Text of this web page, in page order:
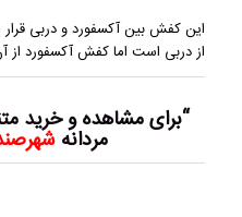
این کفش بین آکسفورد و دربی
از دربی است اما کفش آکسفورد
“برای مشاهده و خرید
مردانه